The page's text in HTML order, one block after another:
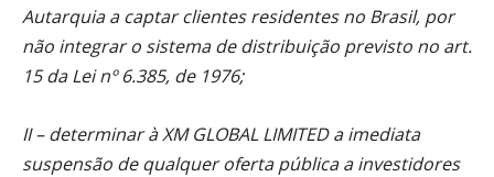
Autarquia a captar clientes residentes no Brasil, por
não integrar o sistema de distribuição previsto no art.
15 da Lei nº 6.385, de 1976;
II – determinar à XM GLOBAL LIMITED a imediata
suspensão de qualquer oferta pública a investidores